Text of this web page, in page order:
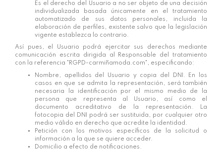
Es el derecho del Usuario a no ser objeto de una decisión
individualizada basada únicamente en el tratamiento
automatizado de sus datos personales, incluida la
elaboración de perfiles, existente salvo que la legislación
vigente establezca lo contrario.
Así pues, el Usuario podrá ejercitar sus derechos mediante
comunicación escrita dirigida al Responsable del tratamiento
con la referencia "RGPD-carmiñamoda.com ", especificando:
Nombre, apellidos del Usuario y copia del DNI. En los
casos en que se admita la representación, será también
necesaria la identificación por el mismo medio de la
persona que representa al Usuario, así como el
documento acreditativo de la representación. La
fotocopia del DNI podrá ser sustituida, por cualquier otro
medio válido en derecho que acredite la identidad.
Petición con los motivos específicos de la solicitud o
información a la que se quiere acceder.
Domicilio a efecto de notificaciones.